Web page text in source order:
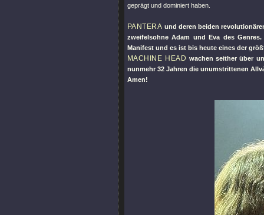
geprägt und dominiert haben.
PANTERA und deren beiden
zweifelsohne Adam und Eva des
Manifest und es ist bis heute eines der
MACHINE HEAD wachen seither über
nunmehr 32 Jahren die unumstrittenen
Amen!